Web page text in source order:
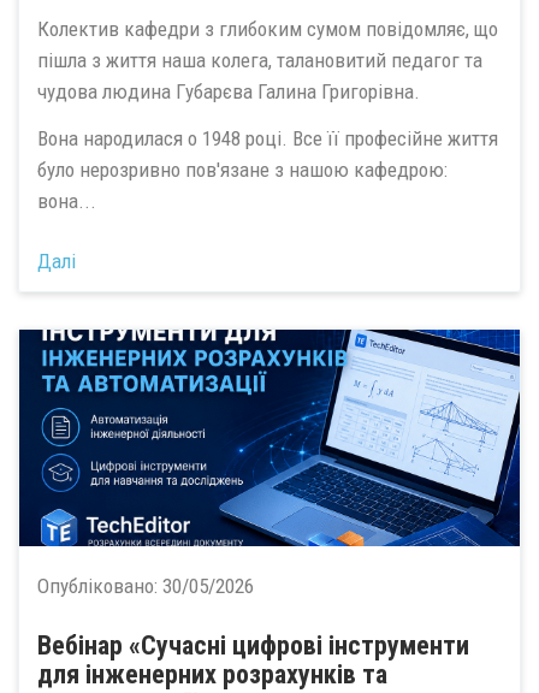
Колектив кафедри з глибоким сумом повідомляє, що
пішла з життя наша колега, талановитий педагог та
чудова людина Губарєва Галина Григорівна.
Вона народилася о 1948 році. Все її професійне життя
було нерозривно пов'язане з нашою кафедрою:
вона...
Далі
Опубліковано: 30/05/2026
Вебінар «Сучасні цифрові інструменти
для інженерних розрахунків та